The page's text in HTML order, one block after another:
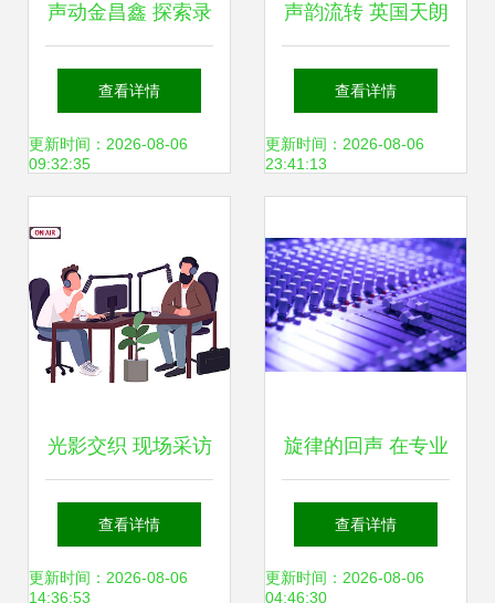
声动金昌鑫 探索录
音科技与文艺重塑
的跨界新篇
查看详情
更新时间：2026-08-06
09:32:35
声韵流转 英国天朗
扬声器的历史回声
查看详情
更新时间：2026-08-06
23:41:13
光影交织 现场采访
的艺术与现实
查看详情
更新时间：2026-08-06
14:36:53
旋律的回声 在专业
录音台上的夜晚
查看详情
更新时间：2026-08-06
04:46:30